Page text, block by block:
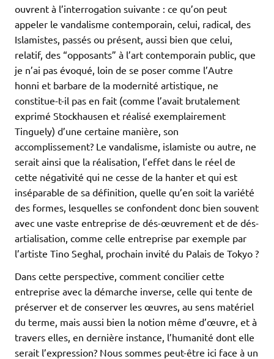
ouvrent à l’interrogation suivante : ce qu’on peut
appeler le vandalisme contemporain, celui, radical, des
Islamistes, passés ou présent, aussi bien que celui,
relatif, des “opposants” à l’art contemporain public, que
je n’ai pas évoqué, loin de se poser comme l’Autre
honni et barbare de la modernité artistique, ne
constitue-t-il pas en fait (comme l’avait brutalement
exprimé Stockhausen et réalisé exemplairement
Tinguely) d’une certaine manière, son
accomplissement? Le vandalisme, islamiste ou autre, ne
serait ainsi que la réalisation, l’effet dans le réel de
cette négativité qui ne cesse de la hanter et qui est
inséparable de sa définition, quelle qu’en soit la variété
des formes, lesquelles se confondent donc bien souvent
avec une vaste entreprise de dés-œuvrement et de dés-
artialisation, comme celle entreprise par exemple par
l’artiste Tino Seghal, prochain invité du Palais de Tokyo ?
Dans cette perspective, comment concilier cette
entreprise avec la démarche inverse, celle qui tente de
préserver et de conserver les œuvres, au sens matériel
du terme, mais aussi bien la notion même d’œuvre, et à
travers elles, en dernière instance, l’humanité dont elle
serait l’expression? Nous sommes peut-être ici face à un